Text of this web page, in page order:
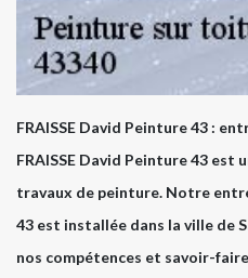
FRAISSE David Peinture 43 :
FRAISSE David Peinture 43 est
travaux de peinture. Notre
43 est installée dans la ville de
nos compétences et savoir-